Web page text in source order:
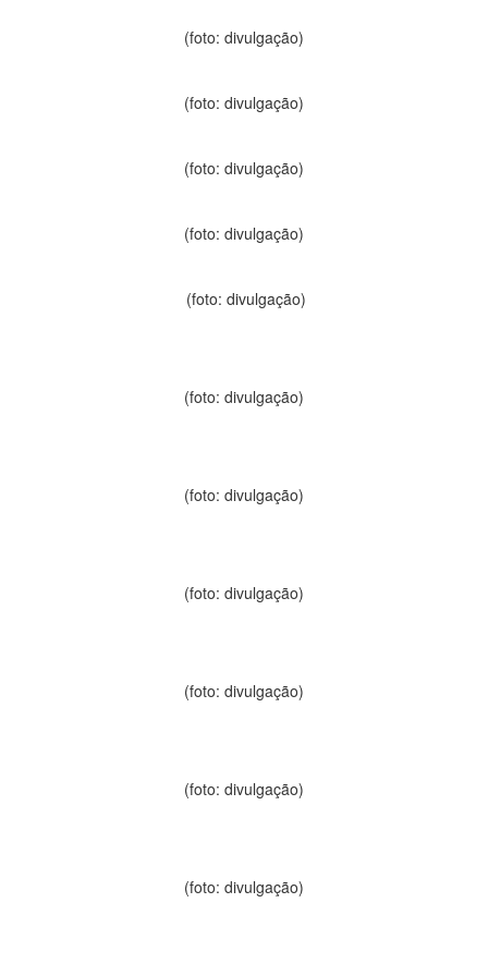
(foto: divulgação)
(foto: divulgação)
(foto: divulgação)
(foto: divulgação)
(foto: divulgação)
(foto: divulgação)
(foto: divulgação)
(foto: divulgação)
(foto: divulgação)
(foto: divulgação)
(foto: divulgação)